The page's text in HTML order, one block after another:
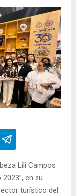
Lili Campos
en su
turístico del